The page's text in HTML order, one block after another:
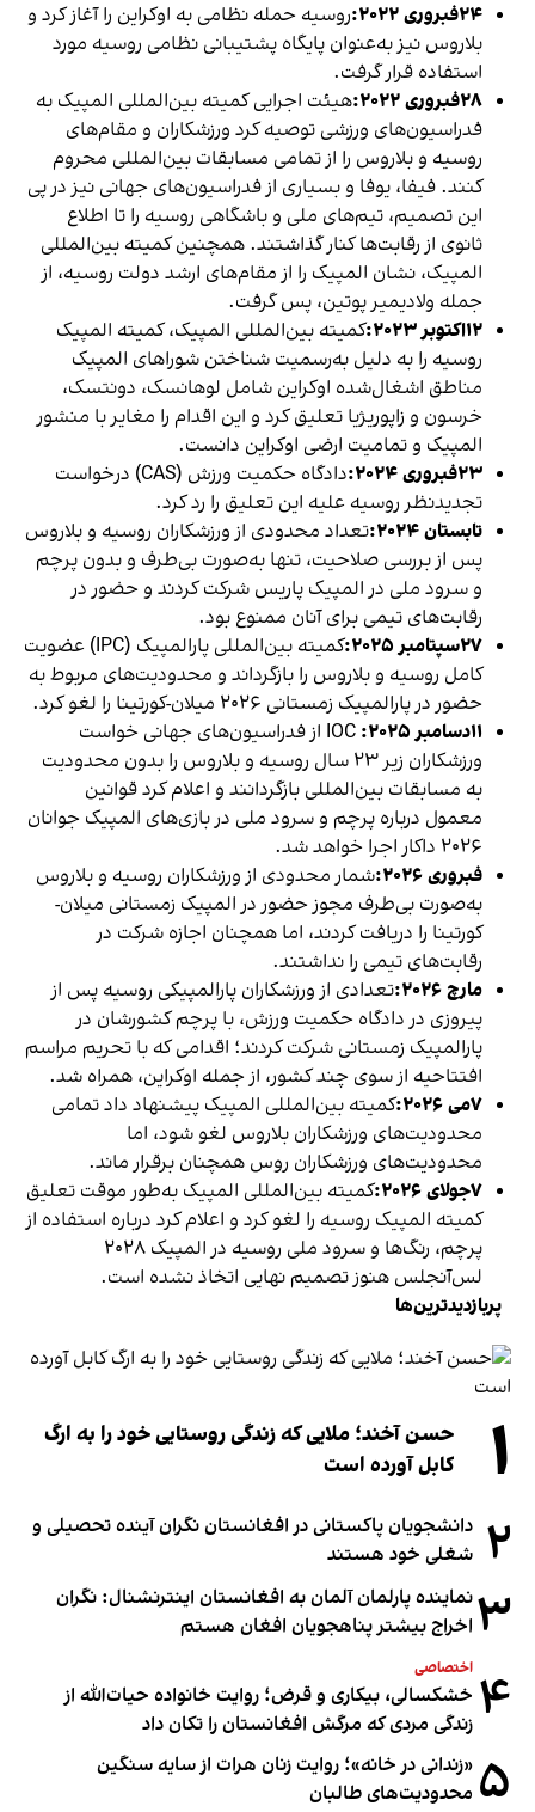
۲۴فبروری ۲۰۲۲:
روسیه حمله نظامی به اوکراین را آغاز کرد و
بلاروس نیز به‌عنوان پایگاه پشتیبانی نظامی روسیه مورد
استفاده قرار گرفت.
۲۸فبروری ۲۰۲۲:
هیئت اجرایی کمیته بین‌المللی المپیک به
فدراسیون‌های ورزشی توصیه کرد ورزشکاران و مقام‌های
روسیه و بلاروس را از تمامی مسابقات بین‌المللی محروم
کنند. فیفا، یوفا و بسیاری از فدراسیون‌های جهانی نیز در پی
این تصمیم، تیم‌های ملی و باشگاهی روسیه را تا اطلاع
ثانوی از رقابت‌ها کنار گذاشتند. همچنین کمیته بین‌المللی
المپیک، نشان المپیک را از مقام‌های ارشد دولت روسیه، از
جمله ولادیمیر پوتین، پس گرفت.
۱۲اکتوبر ۲۰۲۳:
کمیته بین‌المللی المپیک، کمیته المپیک
روسیه را به دلیل به‌رسمیت شناختن شوراهای المپیک
مناطق اشغال‌شده اوکراین شامل لوهانسک، دونتسک،
خرسون و زاپوریژیا تعلیق کرد و این اقدام را مغایر با منشور
المپیک و تمامیت ارضی اوکراین دانست.
۲۳فبروری ۲۰۲۴:
دادگاه حکمیت ورزش (CAS) درخواست
تجدیدنظر روسیه علیه این تعلیق را رد کرد.
تابستان ۲۰۲۴:
تعداد محدودی از ورزشکاران روسیه و بلاروس
پس از بررسی صلاحیت، تنها به‌صورت بی‌طرف و بدون پرچم
و سرود ملی در المپیک پاریس شرکت کردند و حضور در
رقابت‌های تیمی برای آنان ممنوع بود.
۲۷سپتامبر ۲۰۲۵:
کمیته بین‌المللی پارالمپیک (IPC) عضویت
کامل روسیه و بلاروس را بازگرداند و محدودیت‌های مربوط به
حضور در پارالمپیک زمستانی ۲۰۲۶ میلان-کورتینا را لغو کرد.
۱۱دسامبر ۲۰۲۵:
IOC از فدراسیون‌های جهانی خواست
ورزشکاران زیر ۲۳ سال روسیه و بلاروس را بدون محدودیت
به مسابقات بین‌المللی بازگردانند و اعلام کرد قوانین
معمول درباره پرچم و سرود ملی در بازی‌های المپیک جوانان
۲۰۲۶ داکار اجرا خواهد شد.
فبروری ۲۰۲۶:
شمار محدودی از ورزشکاران روسیه و بلاروس
به‌صورت بی‌طرف مجوز حضور در المپیک زمستانی میلان-
کورتینا را دریافت کردند، اما همچنان اجازه شرکت در
رقابت‌های تیمی را نداشتند.
مارچ ۲۰۲۶:
تعدادی از ورزشکاران پارالمپیکی روسیه پس از
پیروزی در دادگاه حکمیت ورزش، با پرچم کشورشان در
پارالمپیک زمستانی شرکت کردند؛ اقدامی که با تحریم مراسم
افتتاحیه از سوی چند کشور، از جمله اوکراین، همراه شد.
۷می ۲۰۲۶:
کمیته بین‌المللی المپیک پیشنهاد داد تمامی
محدودیت‌های ورزشکاران بلاروس لغو شود، اما
محدودیت‌های ورزشکاران روس همچنان برقرار ماند.
۷جولای ۲۰۲۶:
کمیته بین‌المللی المپیک به‌طور موقت تعلیق
کمیته المپیک روسیه را لغو کرد و اعلام کرد درباره استفاده از
پرچم، رنگ‌ها و سرود ملی روسیه در المپیک ۲۰۲۸
لس‌آنجلس هنوز تصمیم نهایی اتخاذ نشده است.
پربازدیدترین‌ها
۱
حسن آخند؛ ملایی که زندگی روستایی خود را به ارگ
کابل آورده است
۲ دانشجویان پاکستانی در افغانستان نگران آینده تحصیلی و
شغلی خود هستند
۳نماینده پارلمان آلمان به افغانستان اینترنشنال: نگران
اخراج بیشتر پناهجویان افغان هستم
۴ اختصاصی
خشکسالی، بیکاری و قرض؛ روایت خانواده حیات‌الله از
زندگی مردی که مرگش افغانستان را تکان داد
۵ «زندانی در خانه»؛ روایت زنان هرات از سایه سنگین
محدودیت‌های طالبان